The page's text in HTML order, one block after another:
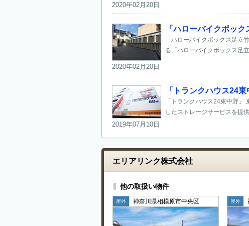
2020年02月20日
「ハローバイクボッ
「ハローバイクボックス足
る「ハローバイクボックス足
2020年02月20日
「トランクハウス24
「トランクハウス24東中野
したストレージサービスを提
2019年07月10日
エリアリンク株式会社
他の取扱い物件
屋外 神奈川県相模原市中央区 屋外